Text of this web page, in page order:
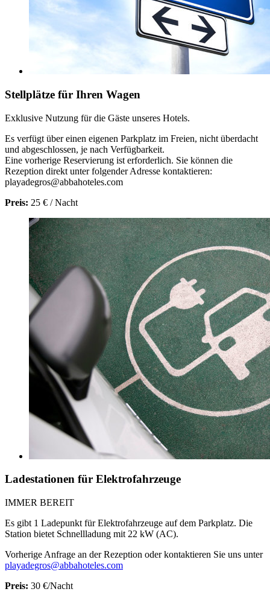
Stellplätze für Ihren Wagen
Exklusive Nutzung für die Gäste unseres Hotels.
Es verfügt über einen eigenen Parkplatz im Freien, nicht überdacht
und abgeschlossen, je nach Verfügbarkeit.
Eine vorherige Reservierung ist erforderlich. Sie können die
Rezeption direkt unter folgender Adresse kontaktieren:
playadegros@abbahoteles.com
Preis: 25 € / Nacht
Ladestationen für Elektrofahrzeuge
IMMER BEREIT
Es gibt 1 Ladepunkt für Elektrofahrzeuge auf dem Parkplatz. Die
Station bietet Schnellladung mit 22 kW (AC).
Vorherige Anfrage an der Rezeption oder kontaktieren Sie uns unter
playadegros@abbahoteles.com
Preis: 30 €/Nacht